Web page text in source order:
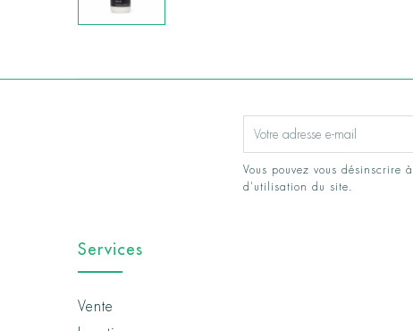
Vous pouvez vous désinscrire
d'utilisation du site.
Services
Vente